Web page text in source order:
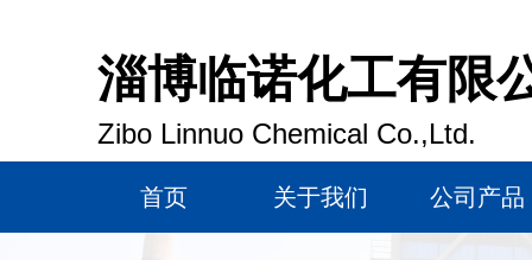
淄博临诺化工有限
Zibo Linnuo Chemical Co.,Ltd.
首页 关于我们 公司产品